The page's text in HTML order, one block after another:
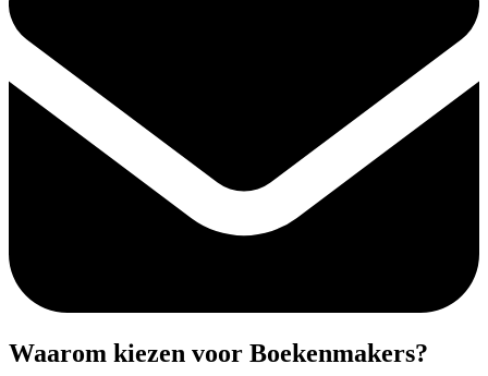
Waarom kiezen voor Boekenmakers?